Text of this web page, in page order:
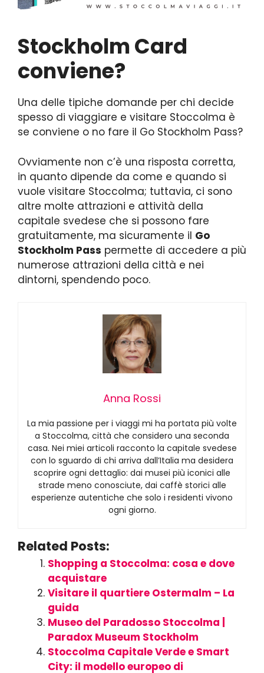
Stockholm Card
conviene?
Una delle tipiche domande per chi decide
spesso di viaggiare e visitare Stoccolma è
se conviene o no fare il Go Stockholm Pass?
Ovviamente non c’è una risposta corretta,
in quanto dipende da come e quando si
vuole visitare Stoccolma; tuttavia, ci sono
altre molte attrazioni e attività della
capitale svedese che si possono fare
gratuitamente, ma sicuramente il Go
Stockholm Pass permette di accedere a più
numerose attrazioni della città e nei
dintorni, spendendo poco.
Anna Rossi
La mia passione per i viaggi mi ha portata più volte
a Stoccolma, città che considero una seconda
casa. Nei miei articoli racconto la capitale svedese
con lo sguardo di chi arriva dall’Italia ma desidera
scoprire ogni dettaglio: dai musei più iconici alle
strade meno conosciute, dai caffè storici alle
esperienze autentiche che solo i residenti vivono
ogni giorno.
Related Posts:
Shopping a Stoccolma: cosa e dove
acquistare
Visitare il quartiere Ostermalm – La
guida
Museo del Paradosso Stoccolma |
Paradox Museum Stockholm
Stoccolma Capitale Verde e Smart
City: il modello europeo di